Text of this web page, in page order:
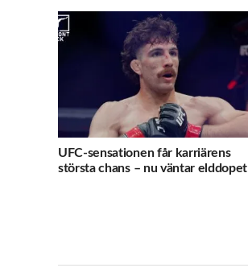
UFC-sensationen får karriärens
största chans – nu väntar elddopet